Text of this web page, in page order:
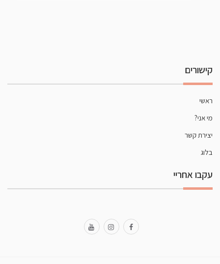
קישורים
ראשי
מי אני?
יצירת קשר
בלוג
עקבו אחריי